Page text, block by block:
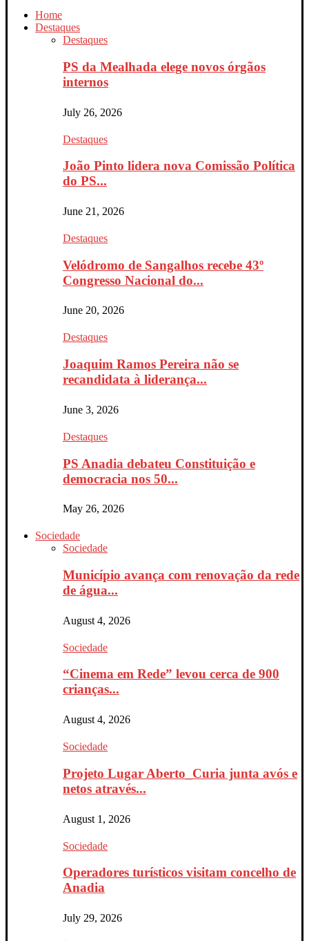
Home
Destaques
Destaques
PS da Mealhada elege novos órgãos
internos
July 26, 2026
Destaques
João Pinto lidera nova Comissão Política
do PS...
June 21, 2026
Destaques
Velódromo de Sangalhos recebe 43º
Congresso Nacional do...
June 20, 2026
Destaques
Joaquim Ramos Pereira não se
recandidata à liderança...
June 3, 2026
Destaques
PS Anadia debateu Constituição e
democracia nos 50...
May 26, 2026
Sociedade
Sociedade
Município avança com renovação da rede
de água...
August 4, 2026
Sociedade
“Cinema em Rede” levou cerca de 900
crianças...
August 4, 2026
Sociedade
Projeto Lugar Aberto_Curia junta avós e
netos através...
August 1, 2026
Sociedade
Operadores turísticos visitam concelho de
Anadia
July 29, 2026